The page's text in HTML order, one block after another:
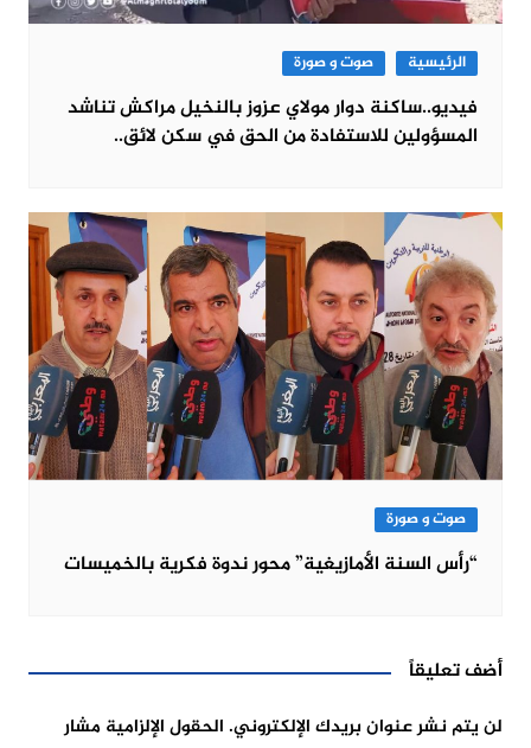
الرئيسية صوت و صورة
فيديو..ساكنة دوار مولاي عزوز بالنخيل مراكش تناشد
المسؤولين للاستفادة من الحق في سكن لائق..
صوت و صورة
“رأس السنة الأمازيغية” محور ندوة فكرية بالخميسات
أضف تعليقاً
لن يتم نشر عنوان بريدك الإلكتروني. الحقول الإلزامية مشار